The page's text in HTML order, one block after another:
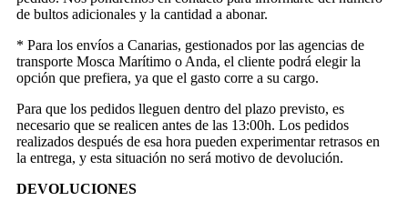
de bultos adicionales y la cantidad a abonar.
* Para los envíos a Canarias, gestionados por las agencias de
transporte Mosca Marítimo o Anda, el cliente podrá elegir la
opción que prefiera, ya que el gasto corre a su cargo.
Para que los pedidos lleguen dentro del plazo previsto, es
necesario que se realicen antes de las 13:00h. Los pedidos
realizados después de esa hora pueden experimentar retrasos en
la entrega, y esta situación no será motivo de devolución.
DEVOLUCIONES